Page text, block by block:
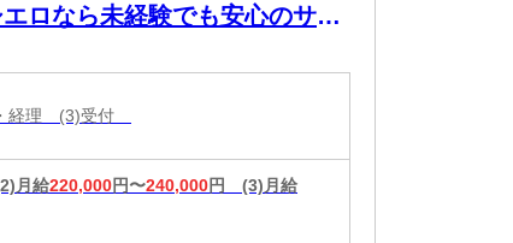
ロなら未経験でも安心のサポ
経理 (3)受付
月給220,000円〜240,000円
(3)月給